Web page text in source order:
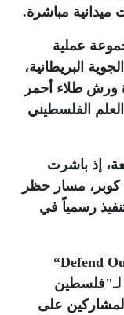
ميدانية مباشرة.
المجموعة عملية
البريطانية،
ورش طلاء أحمر
الفلسطيني
إذ باشرت
كوبر، مسار حظر
رسمياً في
“Defend
لـ"فلسطين
على